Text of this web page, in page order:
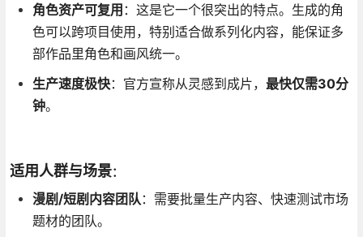
角色资产可复用 ：这是它一个很突出的特点。生成的角
色可以跨项目使用，特别适合做系列化内容，能保证多
部作品里角色和画风统一。
生产速度极快：官方宣称从灵感到成片， 最快仅需30分
钟。
适用人群与场景：
漫剧/短剧内容团队 ：需要批量生产内容、快速测试市场
题材的团队。